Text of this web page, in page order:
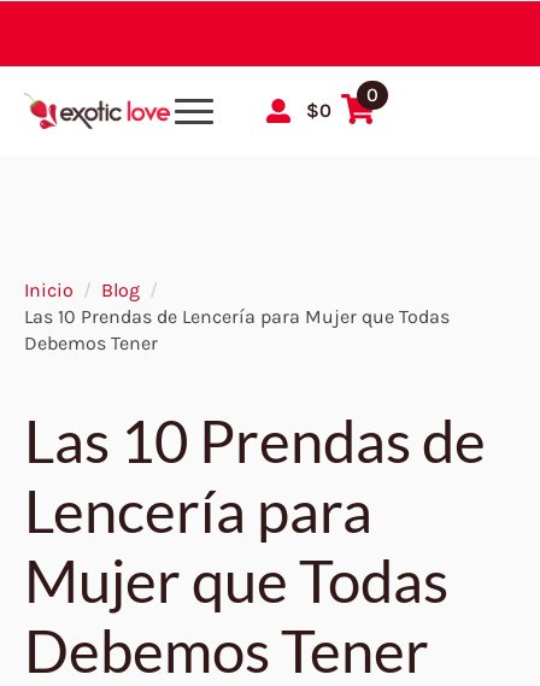
$0
0
Inicio
Blog
Las 10 Prendas de Lencería para Mujer que Todas
Debemos Tener
Las 10 Prendas de
Lencería para
Mujer que Todas
Debemos Tener